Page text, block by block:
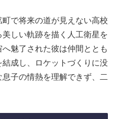
で将来の道が見えない高校
しい軌跡を描く人工衛星を
魅了された彼は仲間ととも
成し、ロケットづくりに没
子の情熱を理解できず、二